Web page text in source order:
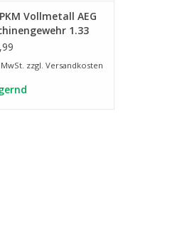
Vollmetall AEG
1.33
BK
zzgl. Versandkosten